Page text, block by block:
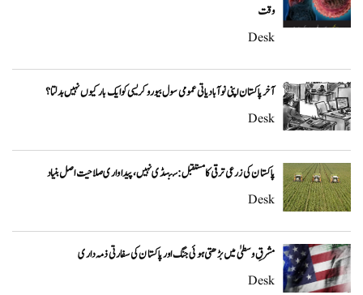
وقت
Desk
آخر پاکستان اپنی نوآبادیاتی عمومی سول بیوروکریسی کو ایک بار کیوں نہیں بدلتا؟
Desk
پاکستان کی زرعی ترقی کا مستقبل: سبسڈی نہیں، پیداواری صلاحیت اصل بنیاد
Desk
مشرقِ وسطیٰ میں بڑھتی ہوئی جنگ اور پاکستان کی سفارتی ذمہ داری
Desk